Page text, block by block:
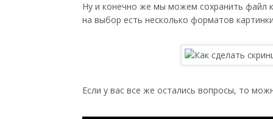
Ну и конечно же мы можем сохранить файл
на выбор есть несколько форматов
Если у вас все же остались вопросы, то